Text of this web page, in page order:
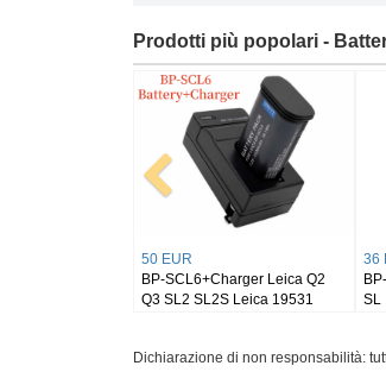
Prodotti più popolari -
26 EUR
BP-DC7-E LEICA V-LUX 20, V-
LUX 30, V-LUX 40
Dichiarazione di non responsabilità: